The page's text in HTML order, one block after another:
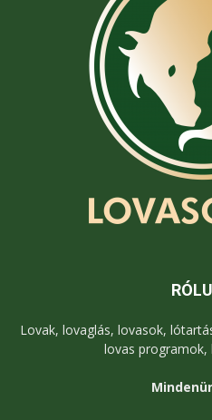
Lovak, lovaglás, lovasok,
lovas programok,